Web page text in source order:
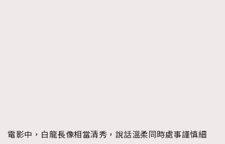
電影中，白龍長像相當清秀，說話溫柔同時處事謹慎細